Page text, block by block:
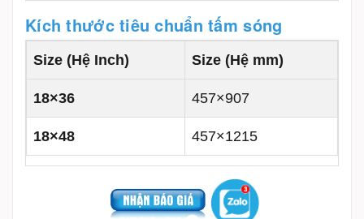
Kích thước tiêu chuẩn tấm sóng
Size (Hệ Inch) Size (Hệ mm)
18×36 457×907
18×48 457×1215